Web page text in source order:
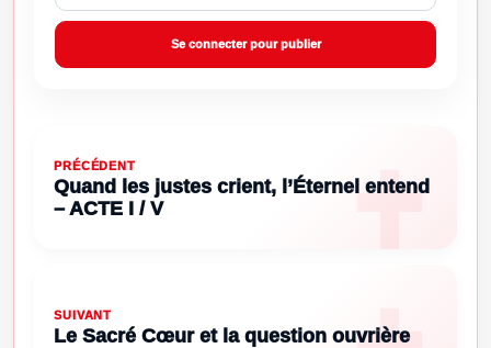
Se connecter pour publier
PRÉCÉDENT
Quand les justes crient, l’Éternel entend
– ACTE I / V
SUIVANT
Le Sacré Cœur et la question ouvrière